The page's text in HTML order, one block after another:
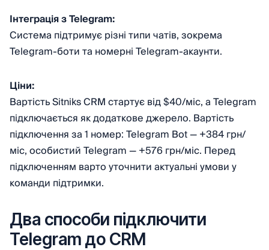
Інтеграція з Telegram:
Система підтримує різні типи чатів, зокрема
Telegram-боти та номерні Telegram-акаунти.
Ціни:
Вартість Sitniks CRM стартує від $40/міс, а Telegram
підключається як додаткове джерело. Вартість
підключення за 1 номер: Telegram Bot — +384 грн/
міс, особистий Telegram — +576 грн/міс. Перед
підключенням варто уточнити актуальні умови у
команди підтримки.
Два способи підключити
Telegram до CRM